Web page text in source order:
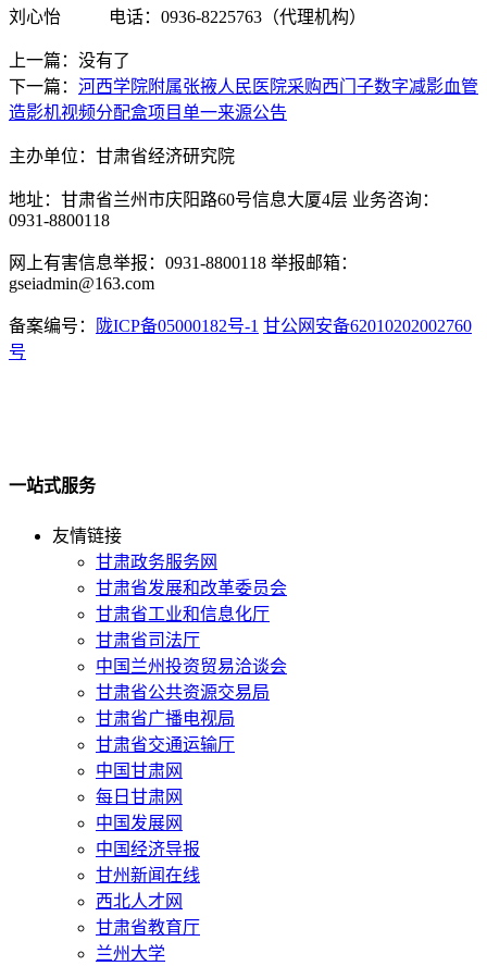
刘心怡 电话： 0936-8225763 （代理机构）
上一篇：没有了
下一篇： 河西学院附属张掖人民医院采购西门子数字减影血管
造影机视频分配盒项目单一来源公告
主办单位：甘肃省经济研究院
地址：甘肃省兰州市庆阳路60号信息大厦4层 业务咨询：
0931-8800118
网上有害信息举报：0931-8800118 举报邮箱：
gseiadmin@163.com
备案编号： 陇ICP备05000182号-1 甘公网安备62010202002760
号
一站式服务
友情链接
甘肃政务服务网
甘肃省发展和改革委员会
甘肃省工业和信息化厅
甘肃省司法厅
中国兰州投资贸易洽谈会
甘肃省公共资源交易局
甘肃省广播电视局
甘肃省交通运输厅
中国甘肃网
每日甘肃网
中国发展网
中国经济导报
甘州新闻在线
西北人才网
甘肃省教育厅
兰州大学